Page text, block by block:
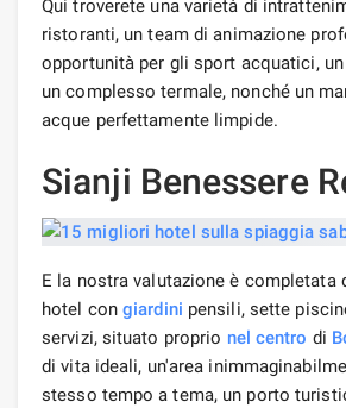
Qui troverete una varietà di
ristoranti, un team di animazione
opportunità per gli sport acquatici,
un complesso termale, nonché un
acque perfettamente limpide.
Sianji Benessere
E la nostra valutazione è completata
hotel con giardini pensili, sette
servizi, situato proprio nel centro di
di vita ideali, un'area
stesso tempo a tema, un porto